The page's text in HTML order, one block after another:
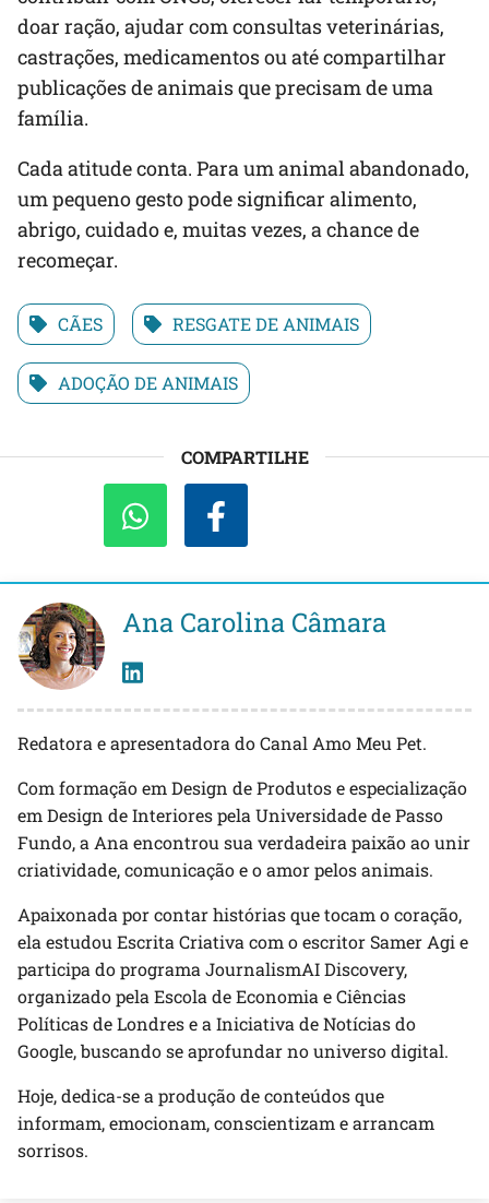
doar ração, ajudar com consultas veterinárias,
castrações, medicamentos ou até compartilhar
publicações de animais que precisam de uma
família.
Cada atitude conta. Para um animal abandonado,
um pequeno gesto pode significar alimento,
abrigo, cuidado e, muitas vezes, a chance de
recomeçar.
CÃES RESGATE DE ANIMAIS
ADOÇÃO DE ANIMAIS
COMPARTILHE
Ana Carolina Câmara
Redatora e apresentadora do Canal Amo Meu Pet.
Com formação em Design de Produtos e especialização
em Design de Interiores pela Universidade de Passo
Fundo, a Ana encontrou sua verdadeira paixão ao unir
criatividade, comunicação e o amor pelos animais.
Apaixonada por contar histórias que tocam o coração,
ela estudou Escrita Criativa com o escritor Samer Agi e
participa do programa JournalismAI Discovery,
organizado pela Escola de Economia e Ciências
Políticas de Londres e a Iniciativa de Notícias do
Google, buscando se aprofundar no universo digital.
Hoje, dedica-se a produção de conteúdos que
informam, emocionam, conscientizam e arrancam
sorrisos.